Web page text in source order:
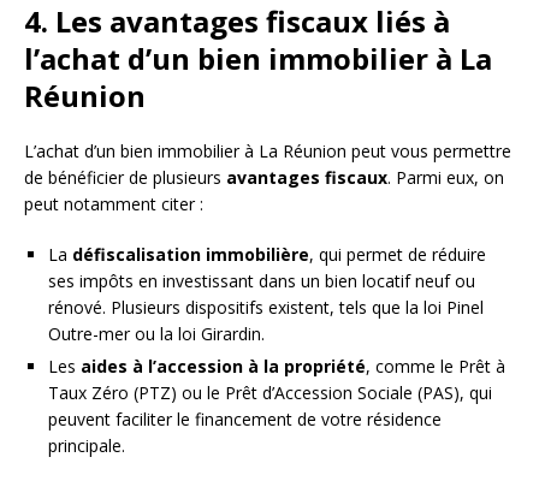
4. Les avantages fiscaux liés à
l’achat d’un bien immobilier à La
Réunion
L’achat d’un bien immobilier à La Réunion peut vous permettre
de bénéficier de plusieurs avantages fiscaux. Parmi eux, on
peut notamment citer :
La défiscalisation immobilière, qui permet de réduire
ses impôts en investissant dans un bien locatif neuf ou
rénové. Plusieurs dispositifs existent, tels que la loi Pinel
Outre-mer ou la loi Girardin.
Les aides à l’accession à la propriété, comme le Prêt à
Taux Zéro (PTZ) ou le Prêt d’Accession Sociale (PAS), qui
peuvent faciliter le financement de votre résidence
principale.